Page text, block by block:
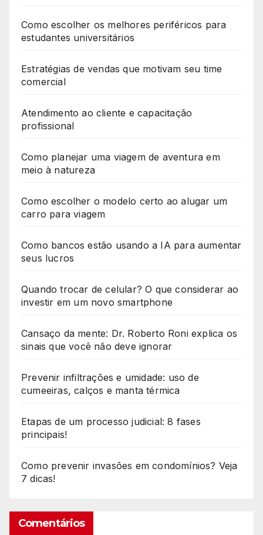
Como escolher os melhores periféricos para
estudantes universitários
Estratégias de vendas que motivam seu time
comercial
Atendimento ao cliente e capacitação
profissional
Como planejar uma viagem de aventura em
meio à natureza
Como escolher o modelo certo ao alugar um
carro para viagem
Como bancos estão usando a IA para aumentar
seus lucros
Quando trocar de celular? O que considerar ao
investir em um novo smartphone
Cansaço da mente: Dr. Roberto Roni explica os
sinais que você não deve ignorar
Prevenir infiltrações e umidade: uso de
cumeeiras, calços e manta térmica
Etapas de um processo judicial: 8 fases
principais!
Como prevenir invasões em condomínios? Veja
7 dicas!
Comentários